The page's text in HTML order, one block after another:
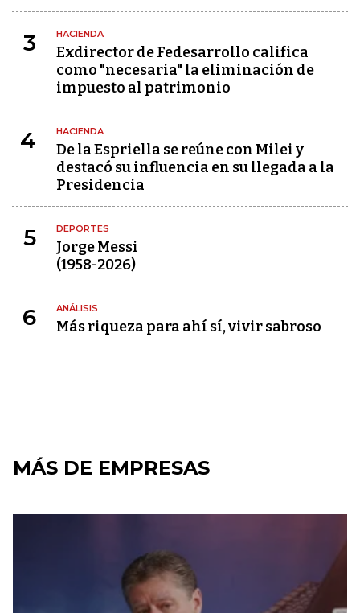
3 HACIENDA
Exdirector de Fedesarrollo califica
como "necesaria" la eliminación de
impuesto al patrimonio
4 HACIENDA
De la Espriella se reúne con Milei y
destacó su influencia en su llegada a la
Presidencia
5 DEPORTES
Jorge Messi
(1958-2026)
6 ANÁLISIS
Más riqueza para ahí sí, vivir sabroso
MÁS DE EMPRESAS